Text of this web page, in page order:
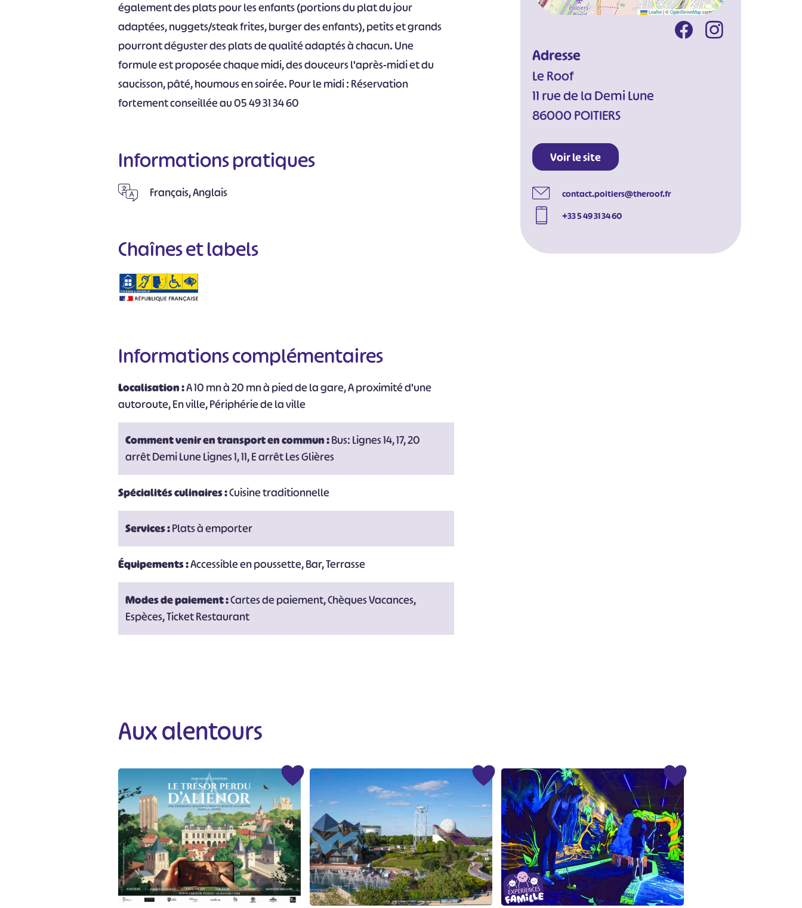
également des plats pour les enfants (portions du plat du jour
adaptées, nuggets/steak frites, burger des enfants), petits et grands
pourront déguster des plats de qualité adaptés à chacun. Une
formule est proposée chaque midi, des douceurs l'après-midi et du
saucisson, pâté, houmous en soirée. Pour le midi : Réservation
fortement conseillée au 05 49 31 34 60
Informations pratiques
Français, Anglais
Chaînes et labels
Informations complémentaires
Localisation :A 10 mn à 20 mn à pied de la gare, A proximité d'une
autoroute, En ville, Périphérie de la ville
Comment venir en transport en commun :Bus: Lignes 14, 17, 20
arrêt Demi Lune Lignes 1, 11, E arrêt Les Glières
Spécialités culinaires :Cuisine traditionnelle
Services :Plats à emporter
Équipements :Accessible en poussette, Bar, Terrasse
Modes de paiement :Cartes de paiement, Chèques Vacances,
Espèces, Ticket Restaurant
Leaflet|©OpenStreetMapcontributors
Adresse
Le Roof
11 rue de la Demi Lune
86000 POITIERS
Voir le site
contact.poitiers@theroof.fr
+33 5 49 31 34 60
Aux alentours